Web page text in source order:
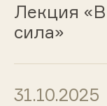
Лекция
сила»
31.10.2025